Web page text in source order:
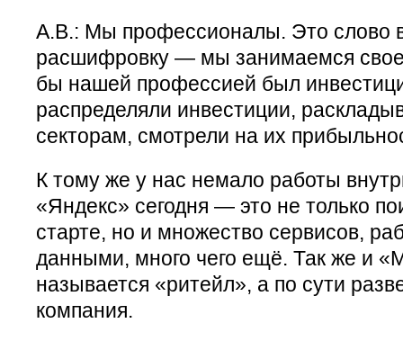
А.В.: Мы профессионалы. Это слово
расшифровку — мы занимаемся
бы нашей профессией был
распределяли инвестиции,
секторам, смотрели на их
К тому же у нас немало работы
«Яндекс» сегодня — это не только
старте, но и множество сервисов,
данными, много чего ещё. Так же и
называется «ритейл», а по сути
компания.